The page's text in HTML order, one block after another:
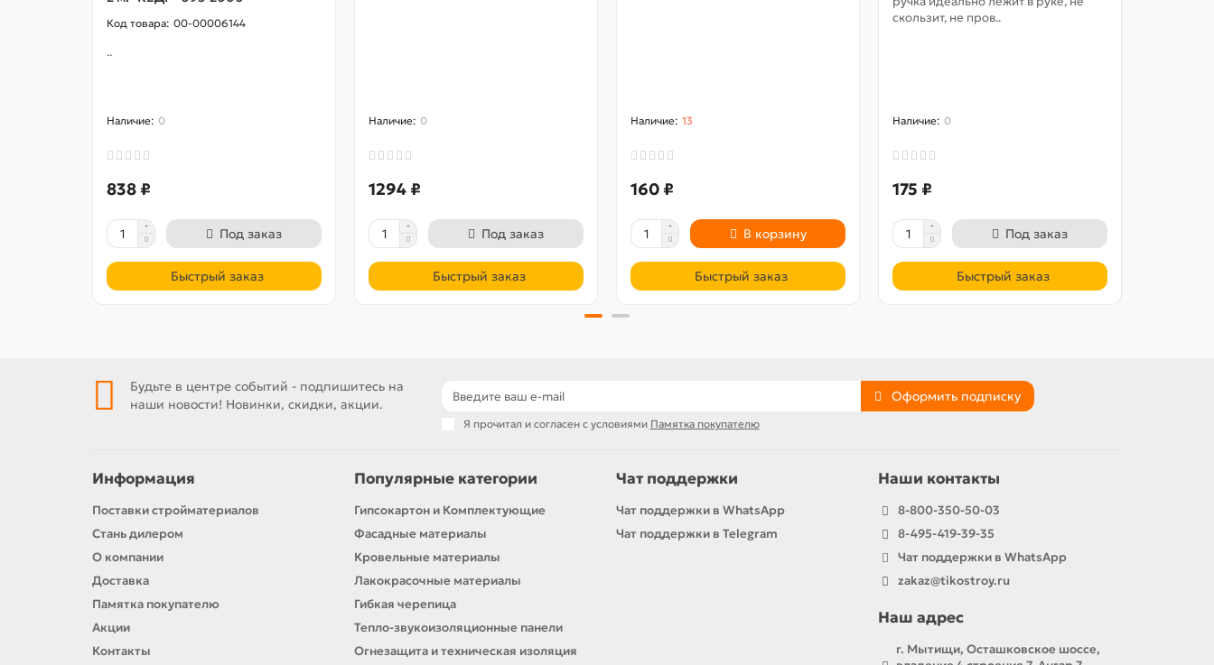
00-00006144
..
0
838 ₽
Под заказ
Быстрый заказ
0
1294 ₽
Под заказ
Быстрый заказ
13
160 ₽
В корзину
Быстрый заказ
скользит, не пров..
0
175 ₽
Под заказ
Быстрый заказ
Будьте в центре событий - подпишитесь на
наши новости! Новинки, скидки, акции.
Оформить подписку
Я прочитал и согласен с условиями Памятка покупателю
Информация
Поставки стройматериалов
Стань дилером
О компании
Доставка
Памятка покупателю
Акции
Контакты
Популярные категории
Гипсокартон и Комплектующие
Фасадные материалы
Кровельные материалы
Лакокрасочные материалы
Гибкая черепица
Тепло-звукоизоляционные панели
Огнезащита и техническая изоляция
Чат поддержки
Чат поддержки в WhatsApp
Чат поддержки в Telegram
Наши контакты
8-800-350-50-03
8-495-419-39-35
Чат поддержки в WhatsApp
zakaz@tikostroy.ru
Наш адрес
г. Мытищи, Осташковское шоссе,